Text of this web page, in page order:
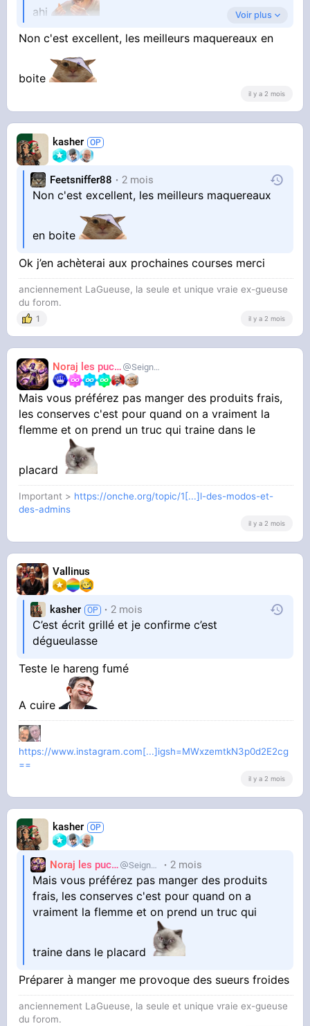
ahi
Mais le nom me faisait peur
Voir plus
Non c'est excellent, les meilleurs maquereaux en
boite
il y a 2 mois
kasher
Feetsniffer88 2 mois
Non c'est excellent, les meilleurs maquereaux
en boite
Ok j’en achèterai aux prochaines courses merci
anciennement LaGueuse, la seule et unique vraie ex-gueuse
du forom.
1 il y a 2 mois
Noraj les pucix SeigneurCooler
Mais vous préférez pas manger des produits frais,
les conserves c'est pour quand on a vraiment la
flemme et on prend un truc qui traine dans le
placard
Important > https://onche.org/topic/1[...]l-des-modos-et-
des-admins
il y a 2 mois
Vallinus
kasher 2 mois
C’est écrit grillé et je confirme c’est
dégueulasse
Teste le hareng fumé
A cuire
https://www.instagram.com[...]igsh=MWxzemtkN3p0d2E2cg
==
il y a 2 mois
kasher
Noraj les pucix SeigneurCooler 2 mois
Mais vous préférez pas manger des produits
frais, les conserves c'est pour quand on a
vraiment la flemme et on prend un truc qui
traine dans le placard
Préparer à manger me provoque des sueurs froides
anciennement LaGueuse, la seule et unique vraie ex-gueuse
du forom.